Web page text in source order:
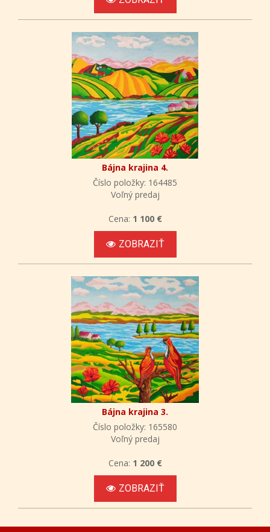
Bájna krajina 4.
Číslo položky: 164485
Voľný predaj
Cena: 1 100 €
ZOBRAZIŤ
Bájna krajina 3.
Číslo položky: 165580
Voľný predaj
Cena: 1 200 €
ZOBRAZIŤ